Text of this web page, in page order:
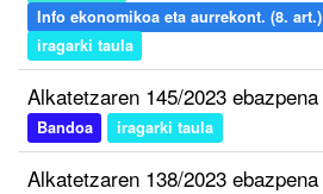
Info ekonomikoa eta aurrekont. (8. art.)
iragarki taula
Alkatetzaren 145/2023 ebazpena
Bandoa iragarki taula
Alkatetzaren 138/2023 ebazpena